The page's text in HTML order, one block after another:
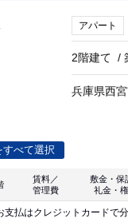
アパート
2階建て /
兵庫県西
すべて選択
賃料／
管理費
敷金・保
礼金・
支払はクレジットカードで